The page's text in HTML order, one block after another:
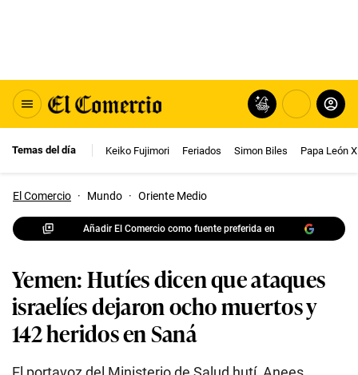
Temas del día Keiko Fujimori Feriados Simon Biles Papa León
El Comercio · Mundo · Oriente Medio
Añadir El Comercio como fuente preferida en
Yemen: Hutíes dicen que ataques
israelíes dejaron ocho muertos y
142 heridos en Saná